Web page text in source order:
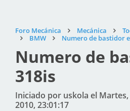
Foro Mecánica Mecánica
BMW
Numero de bastidor
Numero de
318is
Iniciado por uskola el
2010, 23:01:17